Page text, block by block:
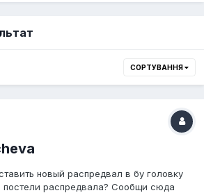
СОРТУВАННЯ
новый распредвал в бу головку
постели распредвала? Сообщи сюда